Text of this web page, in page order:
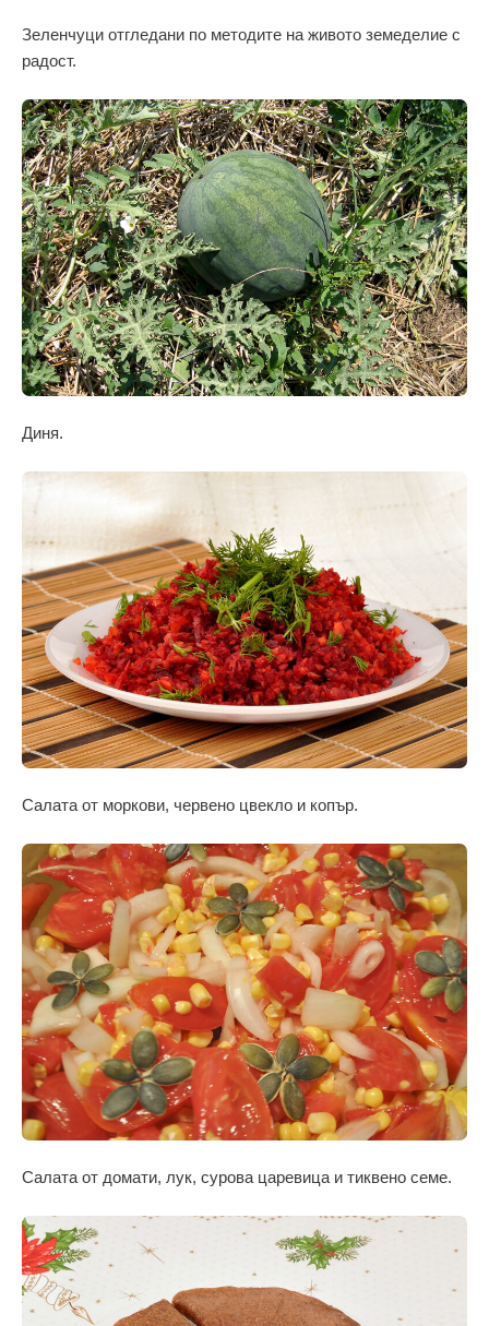
Зеленчуци отгледани по методите на живото земеделие с
радост.
Диня.
Салата от моркови, червено цвекло и копър.
Салата от домати, лук, сурова царевица и тиквено семе.